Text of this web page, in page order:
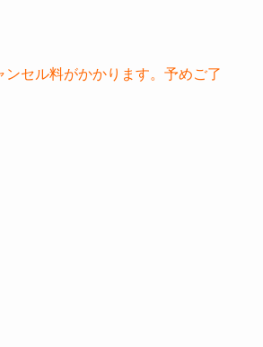
セル料がかかります。予めご了